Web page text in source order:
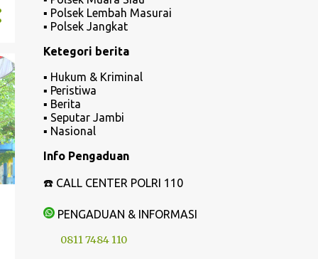
▪️ Polsek Lembah Masurai
▪️ Polsek Jangkat
Ketegori berita
▪️ Hukum & Kriminal
▪️ Peristiwa
▪️ Berita
▪️ Seputar Jambi
▪️ Nasional
Info Pengaduan
☎️CALL CENTER POLRI 110
PENGADUAN & INFORMASI
0811 7484 110